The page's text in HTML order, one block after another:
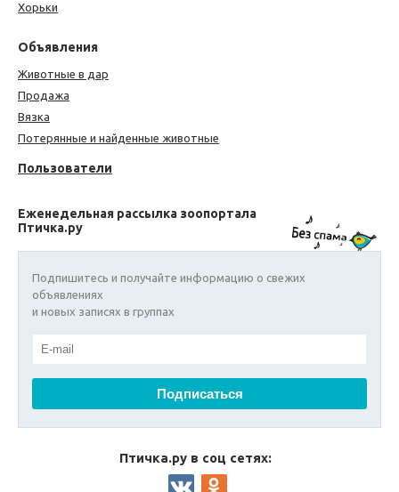
Хорьки
Объявления
Животные в дар
Продажа
Вязка
Потерянные и найденные животные
Пользователи
Еженедельная рассылка зоопортала
Птичка.ру
Подпишитесь и получайте информацию о свежих
объявлениях
и новых записях в группах
Птичка.ру в соц сетях: